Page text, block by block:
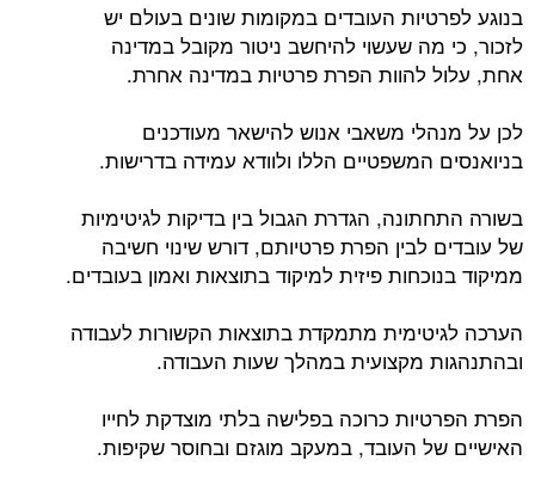
בנוגע לפרטיות העובדים במקומות שונים בעולם יש
לזכור, כי מה שעשוי להיחשב ניטור מקובל במדינה
אחת, עלול להוות הפרת פרטיות במדינה אחרת.
לכן על מנהלי משאבי אנוש להישאר מעודכנים
בניואנסים המשפטיים הללו ולוודא עמידה בדרישות.
בשורה התחתונה, הגדרת הגבול בין בדיקות לגיטימיות
של עובדים לבין הפרת פרטיותם, דורש שינוי חשיבה
ממיקוד בנוכחות פיזית למיקוד בתוצאות ואמון בעובדים.
הערכה לגיטימית מתמקדת בתוצאות הקשורות לעבודה
ובהתנהגות מקצועית במהלך שעות העבודה.
הפרת הפרטיות כרוכה בפלישה בלתי מוצדקת לחייו
האישיים של העובד, במעקב מוגזם ובחוסר שקיפות.